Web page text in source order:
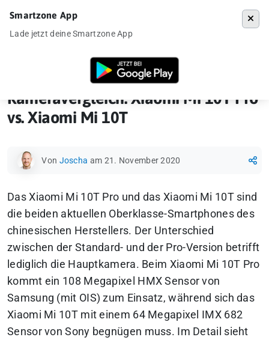
Ankündigung Kameravergleiche
Kameravergleich: Xiaomi Mi 10T Pro
vs. Xiaomi Mi 10T
Von Joscha am 21. November 2020
Das Xiaomi Mi 10T Pro und das Xiaomi Mi 10T sind
die beiden aktuellen Oberklasse-Smartphones des
chinesischen Herstellers. Der Unterschied
zwischen der Standard- und der Pro-Version betrifft
lediglich die Hauptkamera. Beim Xiaomi Mi 10T Pro
kommt ein 108 Megapixel HMX Sensor von
Samsung (mit OIS) zum Einsatz, während sich das
Xiaomi Mi 10T mit einem 64 Megapixel IMX 682
Sensor von Sony begnügen muss. Im Detail sieht
Smartzone App
Lade jetzt deine Smartzone App